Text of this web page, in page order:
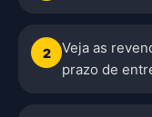
2
Veja as
prazo de